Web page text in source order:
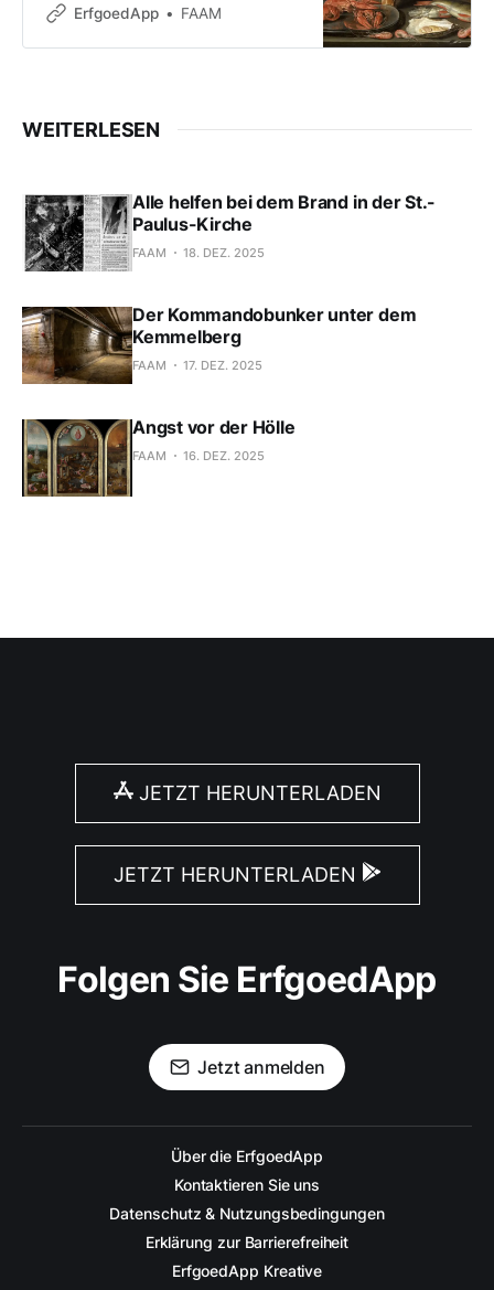
Auswahl an Fisch. Man kann den
riechen. Was macht dieses Werk so
wissen nur wenig über sie, obwohl
sie eine der wenigen
ErfgoedApp FAAM
WEITERLESEN
Alle helfen bei dem Brand in der St.-
Paulus-Kirche
FAAM 18. DEZ. 2025
Der Kommandobunker unter dem
Kemmelberg
FAAM 17. DEZ. 2025
Angst vor der Hölle
FAAM 16. DEZ. 2025
JETZT HERUNTERLADEN
JETZT HERUNTERLADEN
Folgen Sie ErfgoedApp
Jetzt anmelden
Über die ErfgoedApp
Kontaktieren Sie uns
Datenschutz & Nutzungsbedingungen
Erklärung zur Barrierefreiheit
ErfgoedApp Kreative